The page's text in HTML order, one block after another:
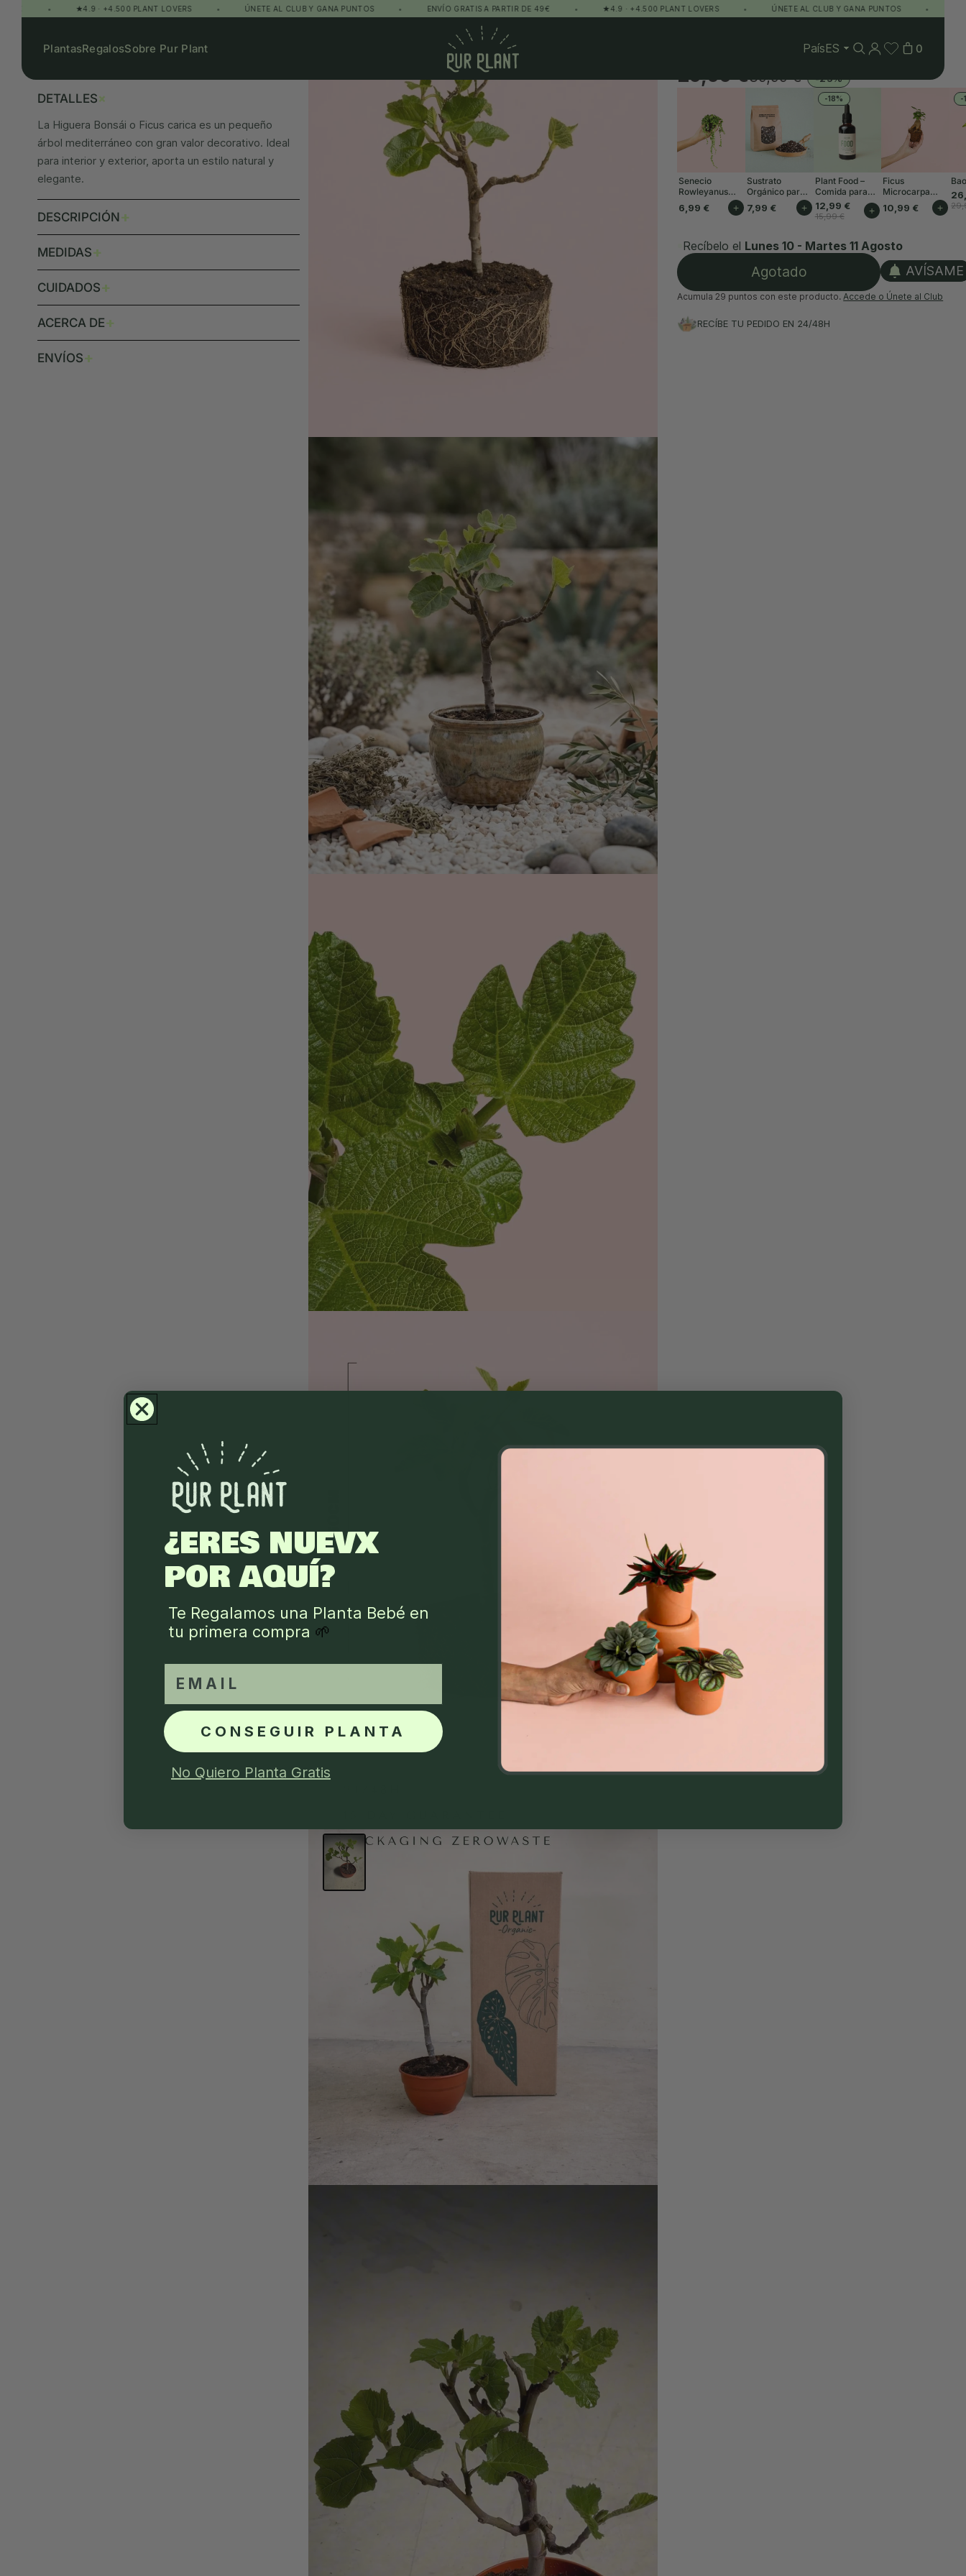
★4.9 · +4.500 PLANT LOVERS • ÚNETE AL CLUB Y GANA PUNTOS • ENVÍO GRATIS A PARTIR DE 49€ • ★4.9 · +4.500 PLANT LOVERS • ÚNETE AL CLUB Y GANA PUNTOS • ENVÍO
PlantasRegalosSobre Pur Plant
Pur Plant
País
0
Pur Plant/Plantas Plantas de Interior/Higuera Bonsai - Ficus Carica
Higuera Bonsai - Ficus Carica
29,99 €39,99 € -25%
Senecio
Rowleyanus
Mini
6,99 € +
Sustrato
Orgánico para
Plantas de
Interior 3L
7,99 € +
-18%
Plant Food –
Comida para
Plantas Interior
50ml
12,99 €
15,99 € +
Ficus
Microcarpa
Mini
10,99 € +
-
Recíbelo el Lunes 10 - Martes 11 Agosto
Agotado AVÍSAME
Acumula29 puntos con este producto.Accede o Únete al Club
RECÍBE TU PEDIDO EN 24/48H
Directa
Moderado
DETALLES+
La Higuera Bonsái o Ficus carica es un pequeño
árbol mediterráneo con gran valor decorativo. Ideal
para interior y exterior, aporta un estilo natural y
elegante.
DESCRIPCIÓN +
MEDIDAS+
CUIDADOS+
ACERCA DE+
ENVÍOS+
¿ERES NUEVX
POR AQUÍ?
Te Regalamos una Planta Bebé en
tu primera compra 🌱
CONSEGUIR PLANTA
No Quiero Planta Gratis